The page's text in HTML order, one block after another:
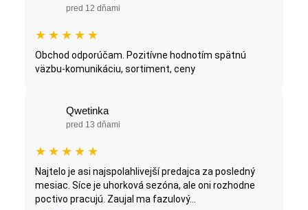
pred 12 dňami
★ ★ ★ ★ ★
Obchod odporúčam. Pozitívne hodnotím spätnú
väzbu-komunikáciu, sortiment, ceny
Qwetinka
pred 13 dňami
★ ★ ★ ★ ★
Najtelo je asi najspolahlivejší predajca za posledný
mesiac. Síce je uhorková sezóna, ale oni rozhodne
poctivo pracujú. Zaujal ma fazulový...